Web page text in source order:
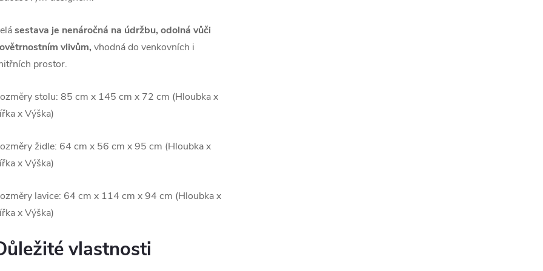
sestava je nenáročná na údržbu, odolná vůči
vlivům, vhodná do venkovních i
prostor.
stolu: 85 cm x 145 cm x 72 cm (Hloubka x
x Výška)
židle: 64 cm x 56 cm x 95 cm (Hloubka x
x Výška)
lavice: 64 cm x 114 cm x 94 cm (Hloubka x
x Výška)
vlastnosti